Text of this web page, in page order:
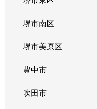
堺市南区
堺市美原区
豊中市
吹田市